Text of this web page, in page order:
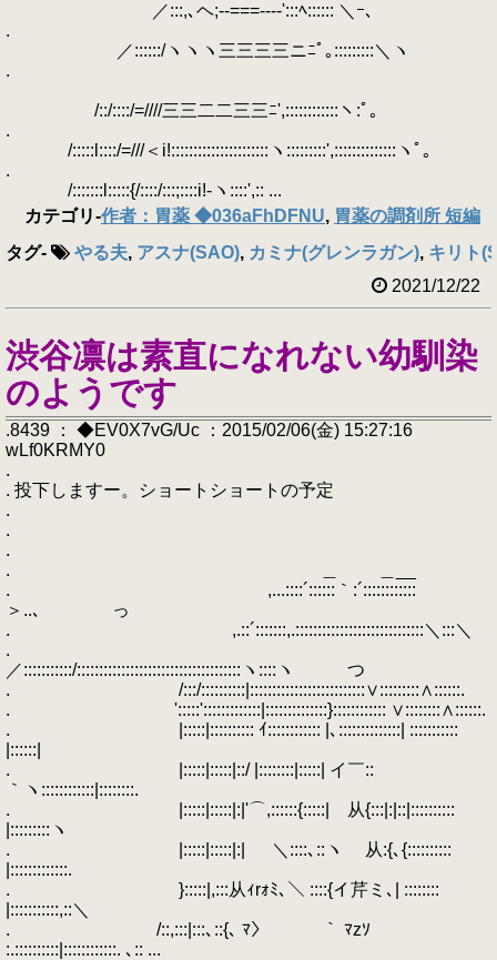
／:::,､ヘ;--===----':::ﾍ:::::: ＼ｰ､
.
／::::::/ヽヽヽ三三三三ニﾆﾟ｡:::::::::＼ヽ
.
/::/::::/=////三三二二三三ﾆ',::::::::::::ヽ:ﾟ｡
.
/:::::l::::/=///＜i!::::::::::::::::::::::ヽ:::::::::',::::::::::::::ヽﾟ｡
.
/:::::::l:::::{/::::/:::;::::i!-ヽ::::',:: ...
カテゴリ-作者：胃薬 ◆036aFhDFNU, 胃薬の調剤所 短編
タグ- やる夫, アスナ(SAO), カミナ(グレンラガン), キリト
2021/12/22
渋谷凛は素直になれない幼馴染
のようです
.8439 ： ◆EV0X7vG/Uc ：2015/02/06(金) 15:27:16
wLf0KRMY0
.
. 投下しますー。ショートショートの予定
.
.
.
. ＿ ＿__
. ,...::::´::::::｀:´::::::::::::
＞..､ っ
. ,.::´:::::::,.:::::::::::::::::::::::::::::＼:::＼
.
／:::::::::::/:::::::::::::::::::::::::::::::::::::ヽ::::ヽ つ
. /:::/::::::::::|::::::::::::::::::::::::::∨:::::::::∧::::::.
. ':::::':::::::::::::|::::::::::::::}:::::::::::: ∨::::::::∧::::::.
. |:::::|:::::::::: ｲ:::::::::::: |､::::::::::::::| :::::::::::
|::::::|
. |:::::|:::::|::/ |::::::::|:::::| イ￣::
｀ヽ::::::::::::|::::::::.
. |:::::|:::::|:|'⌒,::::::{:::::| 从{:::|:|::|::::::::::
|:::::::::ヽ
. |:::::|:::::|:| ＼::::､::ヽ 从:{､{::::::::::
|:::::::::::::.
. }:::::|,:::从ｨrｫﾐ､＼ ::::{イ芹ミ､| ::::::::
|:::::::::::,::＼
. /::,:::|:::､::{､ ﾏ〉 ￣｀ ﾏzｿ
:.::::::::::|::::::::::::. ､:: ...